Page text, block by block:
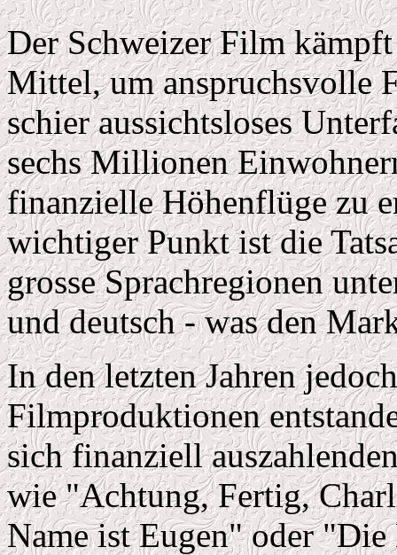
Der Schweizer Film
Mittel, um anspruchsvolle
schier aussichtsloses
sechs Millionen
finanzielle Höhenflüge zu
wichtiger Punkt ist die
grosse Sprachregionen
und deutsch - was den
In den letzten Jahren
Filmproduktionen
sich finanziell
wie "Achtung, Fertig,
Name ist Eugen" oder